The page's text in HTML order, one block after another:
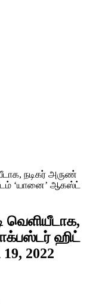
நடிகர் அருண்
‘யானை’ ஆகஸ்ட்
வெளியீடாக,
ஹிட்
2022